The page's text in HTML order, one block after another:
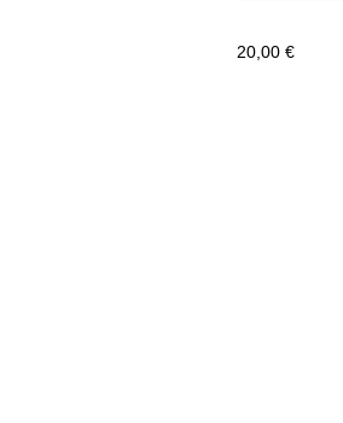
20,00 €